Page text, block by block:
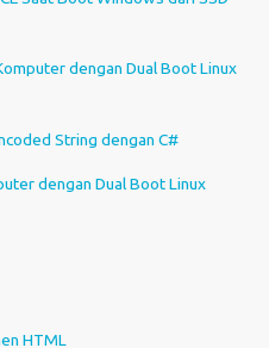
dengan Dual Boot Linux
String dengan C#
dengan Dual Boot Linux
HTML